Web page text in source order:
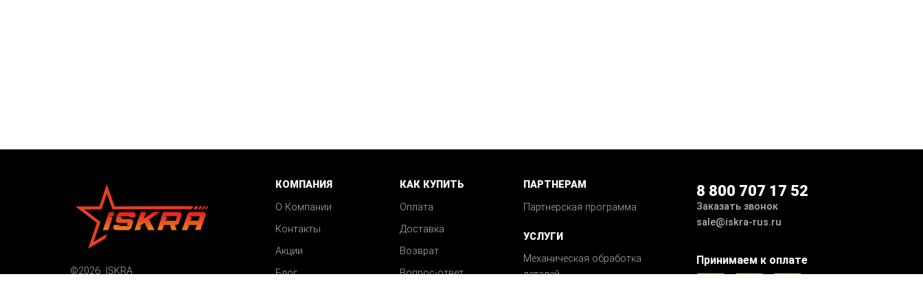
©2026 ISKRA
КОМПАНИЯ
О Компании
Контакты
Акции
Блог
КАК КУПИТЬ
Оплата
Доставка
Возврат
Вопрос-ответ
ПАРТНЕРАМ
Партнерская программа
УСЛУГИ
Механическая обработка
деталей
8 800 707 17 52
Заказать звонок
sale@iskra-rus.ru
Принимаем к оплате